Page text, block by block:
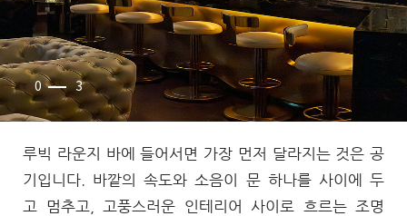
0 3
루빅 라운지 바에 들어서면 가장 먼저 달라지는 것은 공
기입니다. 바깥의 속도와 소음이 문 하나를 사이에 두
고 멈추고, 고풍스러운 인테리어 사이로 흐르는 조명